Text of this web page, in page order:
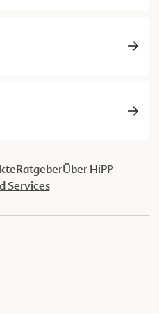
RatgeberÜber HiPP
Services